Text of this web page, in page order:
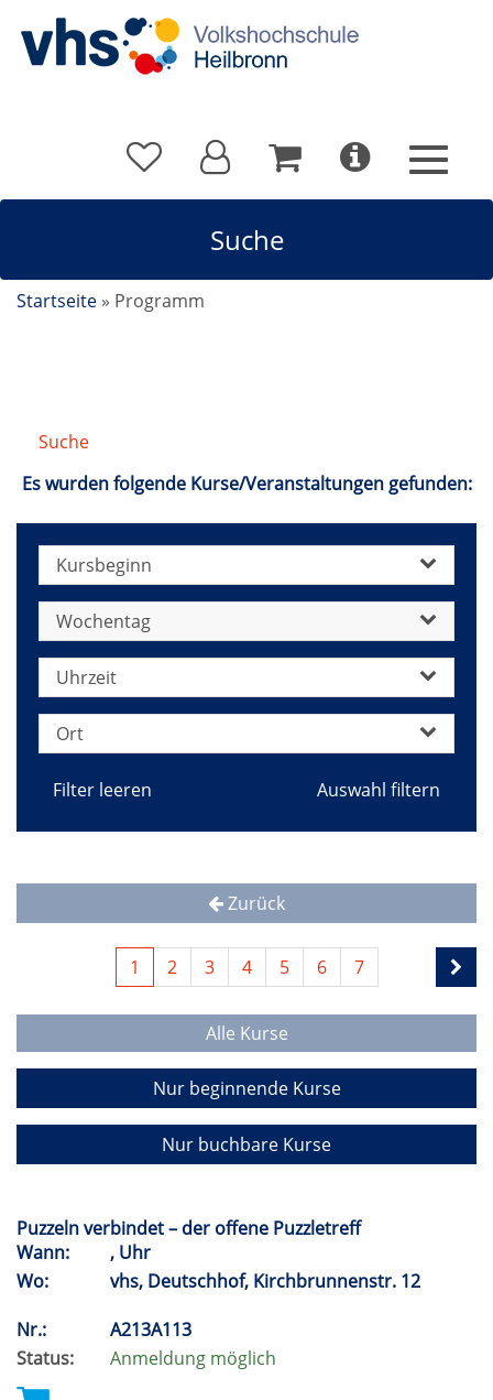
Suche
Startseite » Programm
Suche
Es wurden folgende Kurse/Veranstaltungen gefunden:
Kursbeginn
Wochentag
Uhrzeit
Ort
Filter leeren
Zurück
1 2 3 4 5 6 7
Alle Kurse
Nur beginnende Kurse
Nur buchbare Kurse
Puzzeln verbindet – der offene Puzzletreff
Wann:
, Uhr
Wo:
vhs, Deutschhof, Kirchbrunnenstr. 12
Nr.:
A213A113
Status:
Anmeldung möglich